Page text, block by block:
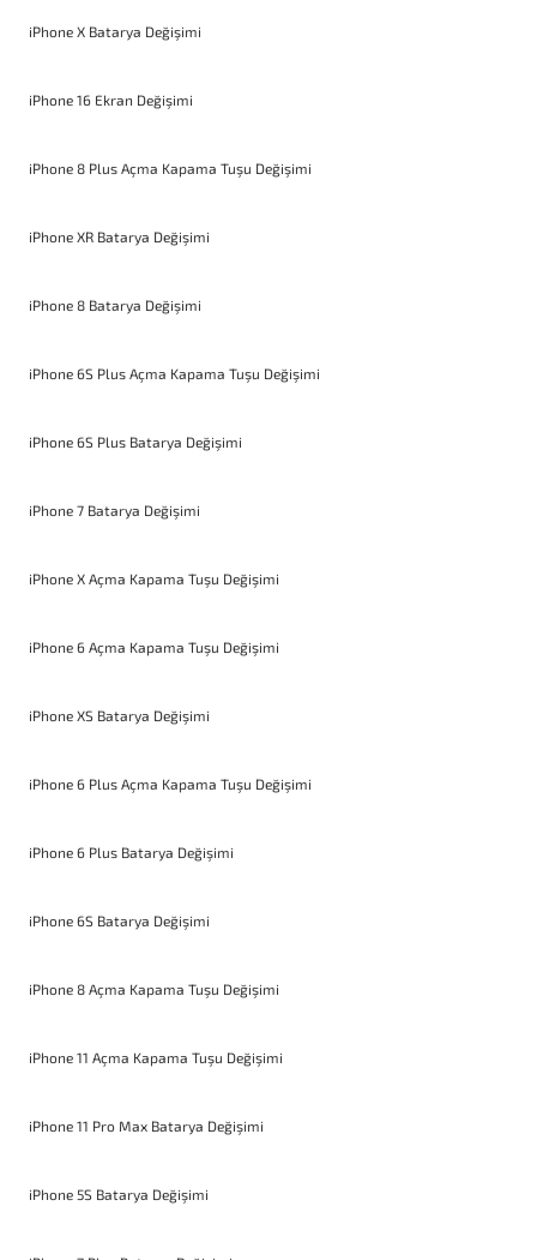
iPhone X Batarya Değişimi
iPhone 16 Ekran Değişimi
iPhone 8 Plus Açma Kapama Tuşu Değişimi
iPhone XR Batarya Değişimi
iPhone 8 Batarya Değişimi
iPhone 6S Plus Açma Kapama Tuşu Değişimi
iPhone 6S Plus Batarya Değişimi
iPhone 7 Batarya Değişimi
iPhone X Açma Kapama Tuşu Değişimi
iPhone 6 Açma Kapama Tuşu Değişimi
iPhone XS Batarya Değişimi
iPhone 6 Plus Açma Kapama Tuşu Değişimi
iPhone 6 Plus Batarya Değişimi
iPhone 6S Batarya Değişimi
iPhone 8 Açma Kapama Tuşu Değişimi
iPhone 11 Açma Kapama Tuşu Değişimi
iPhone 11 Pro Max Batarya Değişimi
iPhone 5S Batarya Değişimi